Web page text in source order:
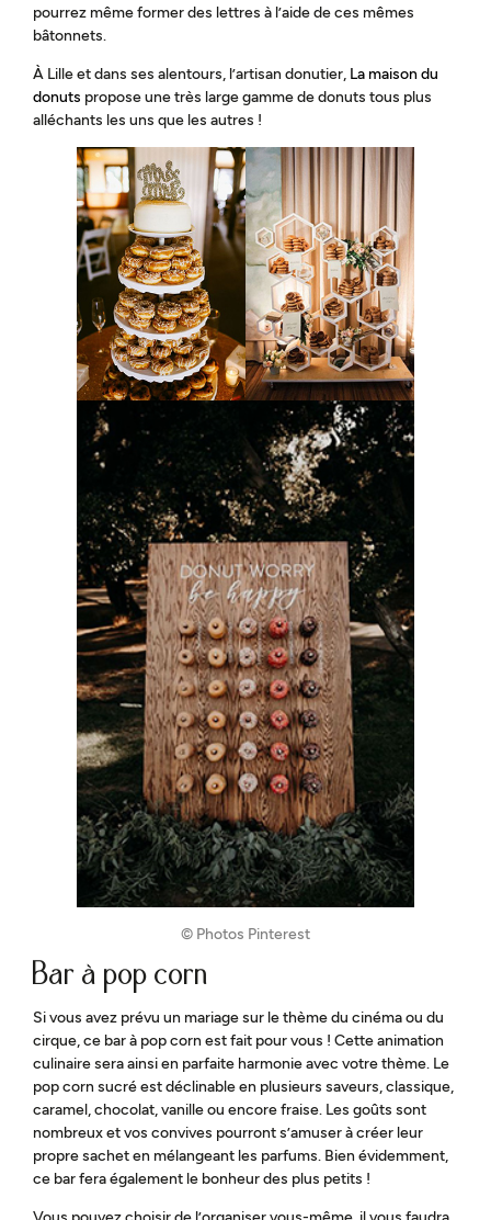
pourrez même former des lettres à l’aide de ces mêmes
bâtonnets.
À Lille et dans ses alentours, l’artisan donutier, La maison du
donuts propose une très large gamme de donuts tous plus
alléchants les uns que les autres !
© Photos Pinterest
Bar à pop corn
Si vous avez prévu un mariage sur le thème du cinéma ou du
cirque, ce bar à pop corn est fait pour vous ! Cette animation
culinaire sera ainsi en parfaite harmonie avec votre thème. Le
pop corn sucré est déclinable en plusieurs saveurs, classique,
caramel, chocolat, vanille ou encore fraise. Les goûts sont
nombreux et vos convives pourront s’amuser à créer leur
propre sachet en mélangeant les parfums. Bien évidemment,
ce bar fera également le bonheur des plus petits !